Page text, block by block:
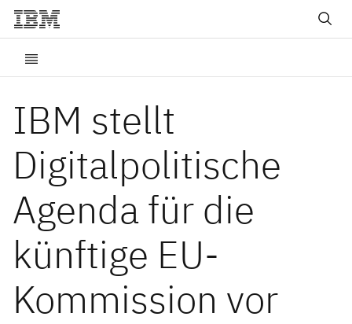
IBM stellt
Digitalpolitische
Agenda für die
künftige EU-
Kommission vor